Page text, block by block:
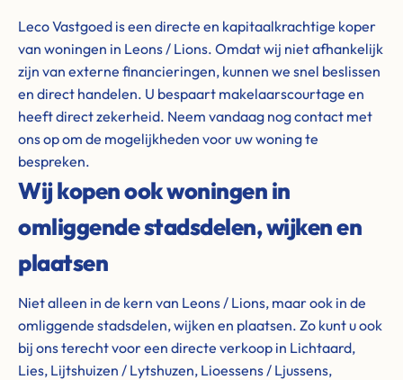
Leco Vastgoed is een directe en kapitaalkrachtige koper
van woningen in Leons / Lions. Omdat wij niet afhankelijk
zijn van externe financieringen, kunnen we snel beslissen
en direct handelen. U bespaart makelaarscourtage en
heeft direct zekerheid. Neem vandaag nog contact met
ons op om de mogelijkheden voor uw woning te
bespreken.
Wij kopen ook woningen in
omliggende stadsdelen, wijken en
plaatsen
Niet alleen in de kern van Leons / Lions, maar ook in de
omliggende stadsdelen, wijken en plaatsen. Zo kunt u ook
bij ons terecht voor een directe verkoop in Lichtaard,
Lies, Lijtshuizen / Lytshuzen, Lioessens / Ljussens,